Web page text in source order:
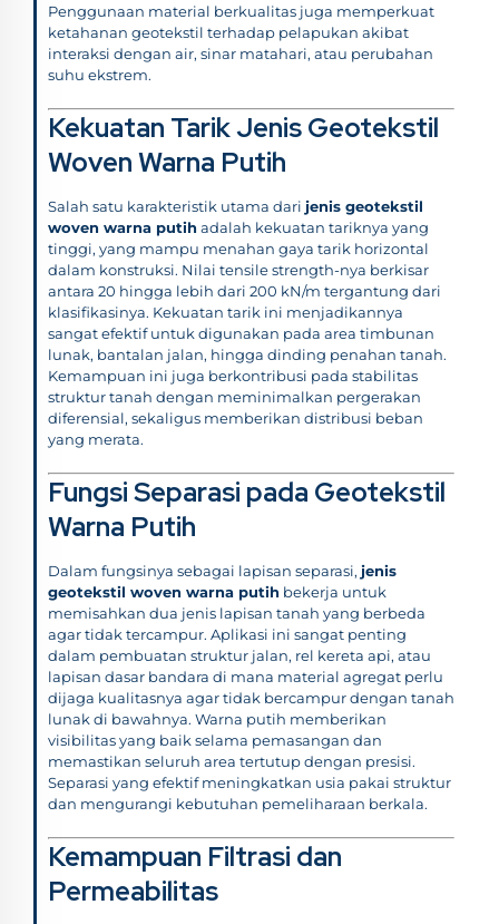
Penggunaan material berkualitas juga memperkuat
ketahanan geotekstil terhadap pelapukan akibat
interaksi dengan air, sinar matahari, atau perubahan
suhu ekstrem.
Kekuatan Tarik Jenis Geotekstil
Woven Warna Putih
Salah satu karakteristik utama dari jenis geotekstil
woven warna putihadalah kekuatan tariknya yang
tinggi, yang mampu menahan gaya tarik horizontal
dalam konstruksi. Nilai tensile strength-nya berkisar
antara 20 hingga lebih dari 200 kN/m tergantung dari
klasifikasinya. Kekuatan tarik ini menjadikannya
sangat efektif untuk digunakan pada area timbunan
lunak, bantalan jalan, hingga dinding penahan tanah.
Kemampuan ini juga berkontribusi pada stabilitas
struktur tanah dengan meminimalkan pergerakan
diferensial, sekaligus memberikan distribusi beban
yang merata.
Fungsi Separasi pada Geotekstil
Warna Putih
Dalam fungsinya sebagai lapisan separasi, jenis
geotekstil woven warna putih bekerja untuk
memisahkan dua jenis lapisan tanah yang berbeda
agar tidak tercampur. Aplikasi ini sangat penting
dalam pembuatan struktur jalan, rel kereta api, atau
lapisan dasar bandara di mana material agregat perlu
dijaga kualitasnya agar tidak bercampur dengan tanah
lunak di bawahnya. Warna putih memberikan
visibilitas yang baik selama pemasangan dan
memastikan seluruh area tertutup dengan presisi.
Separasi yang efektif meningkatkan usia pakai struktur
dan mengurangi kebutuhan pemeliharaan berkala.
Kemampuan Filtrasi dan
Permeabilitas